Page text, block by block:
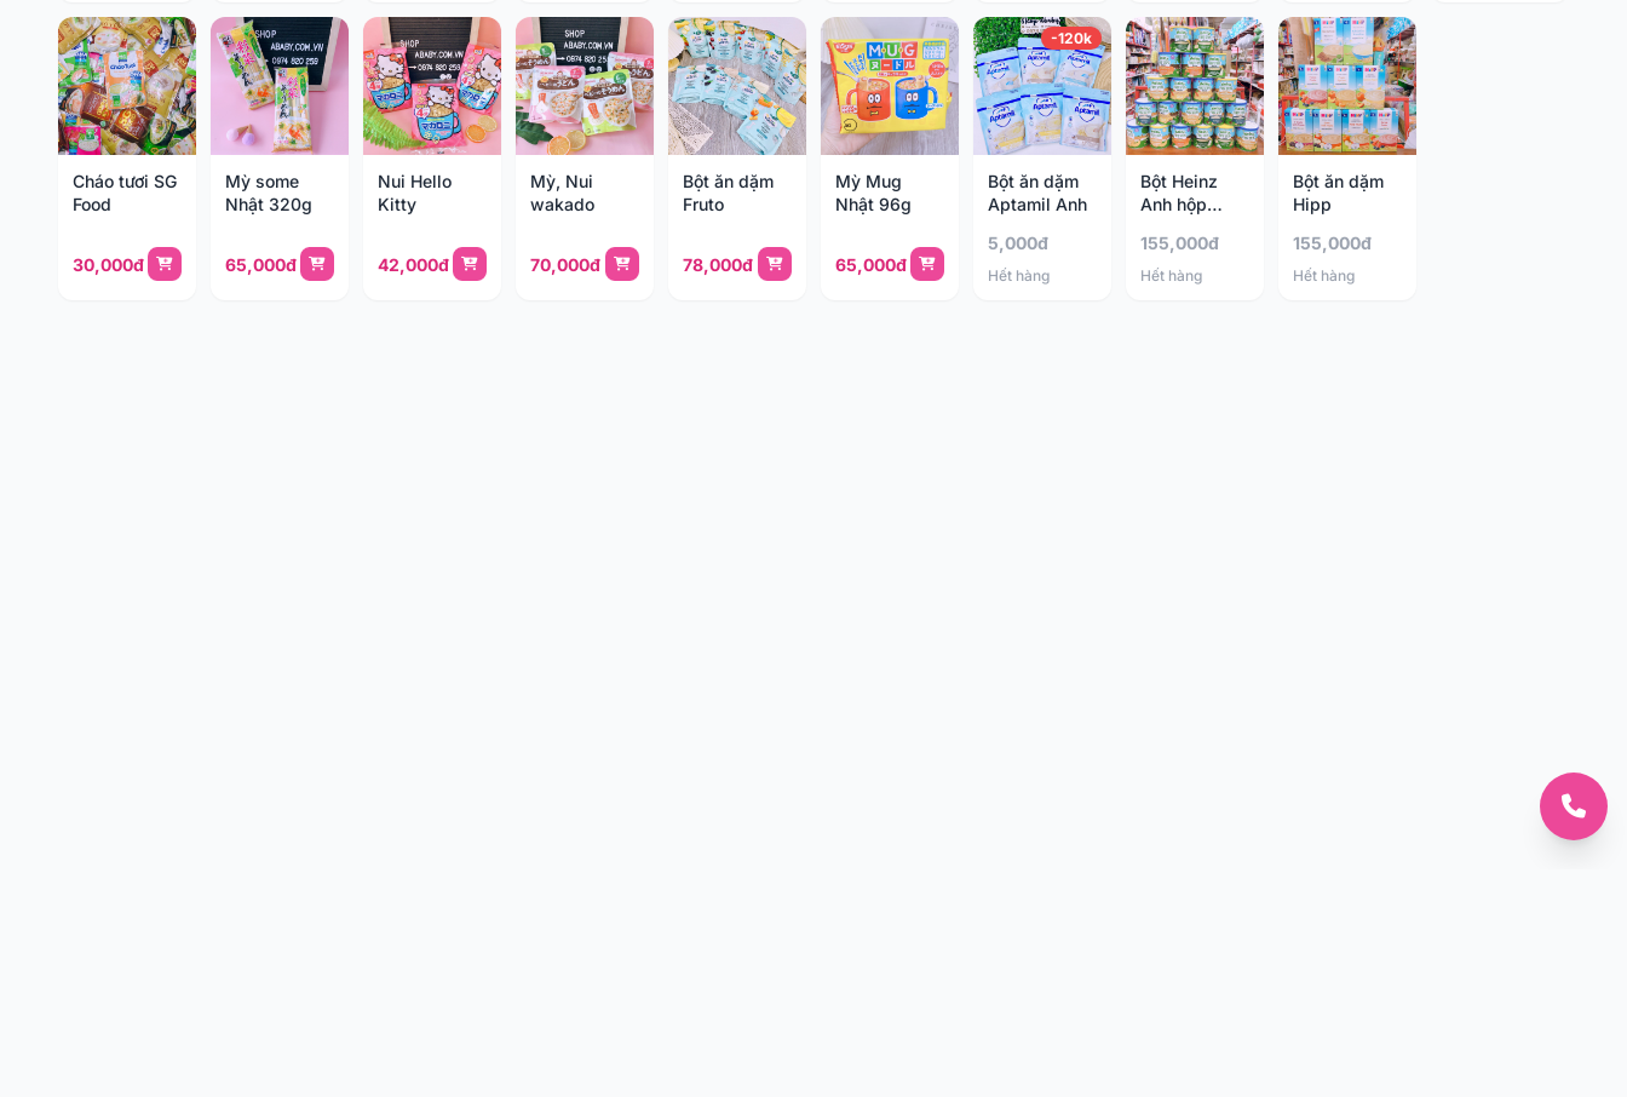
Cháo tươi SG
Food
30,000đ
Mỳ some
Nhật 320g
65,000đ
Nui Hello
Kitty
42,000đ
Mỳ, Nui
wakado
70,000đ
Bột ăn dặm
Fruto
78,000đ
Mỳ Mug
Nhật 96g
65,000đ
-120k
Bột ăn dặm
Aptamil Anh
5,000đ
Hết hàng
Bột Heinz
Anh hộp
155,000đ
Hết hàng
Bột ăn dặm
Hipp
155,000đ
Hết hàng